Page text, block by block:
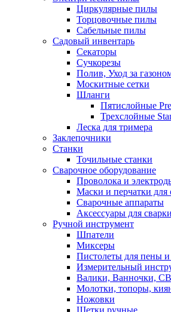
Циркулярные пилы
Торцовочные пилы
Сабельные пилы
Садовый инвентарь
Секаторы
Сучкорезы
Полив, Уход за
Москитные сетки
Шланги
Пятислойные
Трехслойные
Леска для тримера
Заклепочники
Станки
Точильные станки
Сварочное оборудование
Проволока и
Маски и перчатки для
Сварочные аппараты
Аксессуары для сварки
Ручной инструмент
Шпатели
Миксеры
Пистолеты для пены и
Измерительный
Валики, Ванночки,
Молотки, топоры,
Ножовки
Щетки ручные